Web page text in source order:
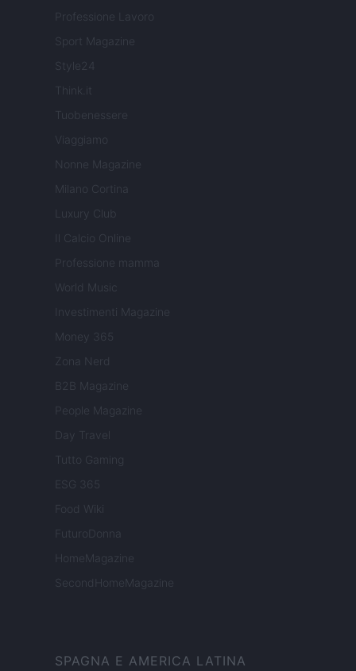
Professione Lavoro
Sport Magazine
Style24
Think.it
Tuobenessere
Viaggiamo
Nonne Magazine
Milano Cortina
Luxury Club
Il Calcio Online
Professione mamma
World Music
Investimenti Magazine
Money 365
Zona Nerd
B2B Magazine
People Magazine
Day Travel
Tutto Gaming
ESG 365
Food Wiki
FuturoDonna
HomeMagazine
SecondHomeMagazine
SPAGNA E AMERICA LATINA